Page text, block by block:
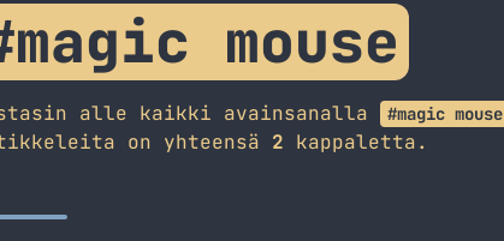
mouse
alle kaikki avainsanalla #magic mouse
on yhteensä 2 kappaletta.